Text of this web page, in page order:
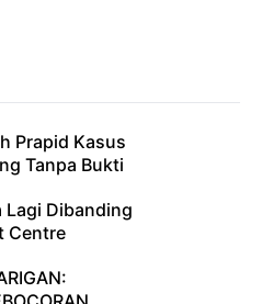
Prapid Kasus
Tanpa Bukti
Lagi Dibanding
Centre